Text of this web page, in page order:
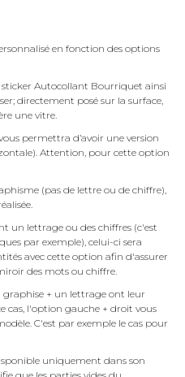
en fonction des options
Autocollant Bourriquet ainsi
directement posé sur la surface,
une vitre.
permettra d’avoir une version
Attention, pour cette option
(pas de lettre ou de chiffre),
un lettrage ou des chiffres (c'est
par exemple), celui-ci sera
avec cette option afin d'assurer
des mots ou chiffre.
+ un lettrage ont leur
cas, l'option gauche + droit vous
C'est par exemple le cas pour
uniquement dans son